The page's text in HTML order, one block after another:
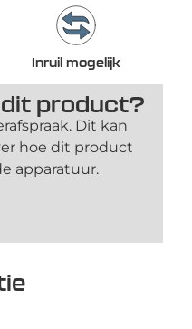
Inruil mogelijk
product?
Dit kan
hoe dit product
apparatuur.